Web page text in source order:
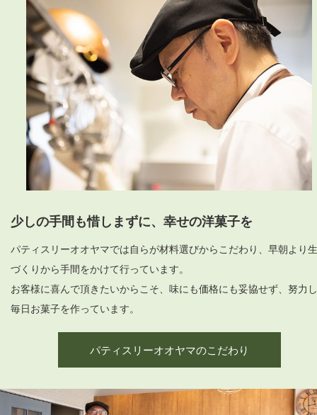
少しの手間も惜しまずに、幸せの洋菓子を
パティスリーオオヤマでは自らが材料選びからこだわり、早朝より
づくりから手間をかけて行っています。
お客様に喜んで頂きたいからこそ、味にも価格にも妥協せず、努力
毎日お菓子を作っています。
パティスリーオオヤマのこだわり